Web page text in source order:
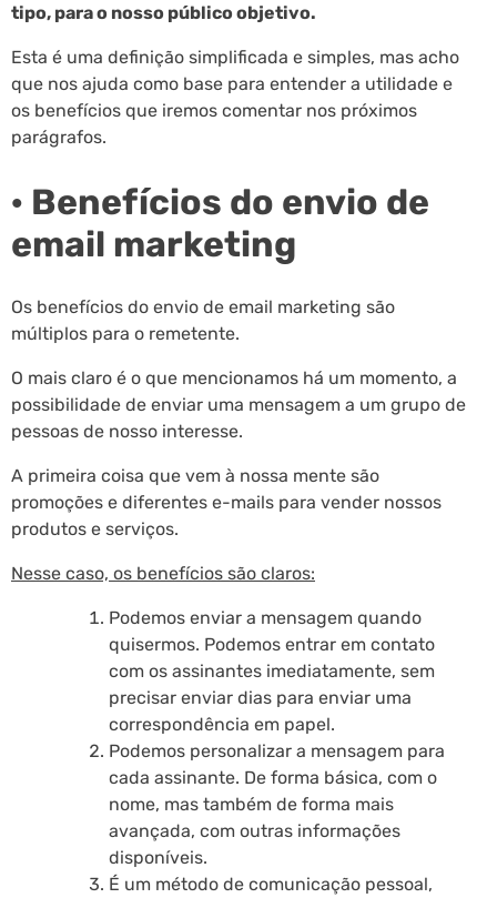
tipo, para o nosso público objetivo.
Esta é uma definição simplificada e simples, mas acho
que nos ajuda como base para entender a utilidade e
os benefícios que iremos comentar nos próximos
parágrafos.
· Benefícios do envio de
email marketing
Os benefícios do envio de email marketing são
múltiplos para o remetente.
O mais claro é o que mencionamos há um momento, a
possibilidade de enviar uma mensagem a um grupo de
pessoas de nosso interesse.
A primeira coisa que vem à nossa mente são
promoções e diferentes e-mails para vender nossos
produtos e serviços.
Nesse caso, os benefícios são claros:
Podemos enviar a mensagem quando
quisermos. Podemos entrar em contato
com os assinantes imediatamente, sem
precisar enviar dias para enviar uma
correspondência em papel.
Podemos personalizar a mensagem para
cada assinante. De forma básica, com o
nome, mas também de forma mais
avançada, com outras informações
disponíveis.
É um método de comunicação pessoal,